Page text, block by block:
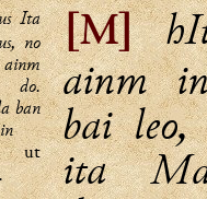
Ita
no
ban
ut
[M]
ainm
bai
ita